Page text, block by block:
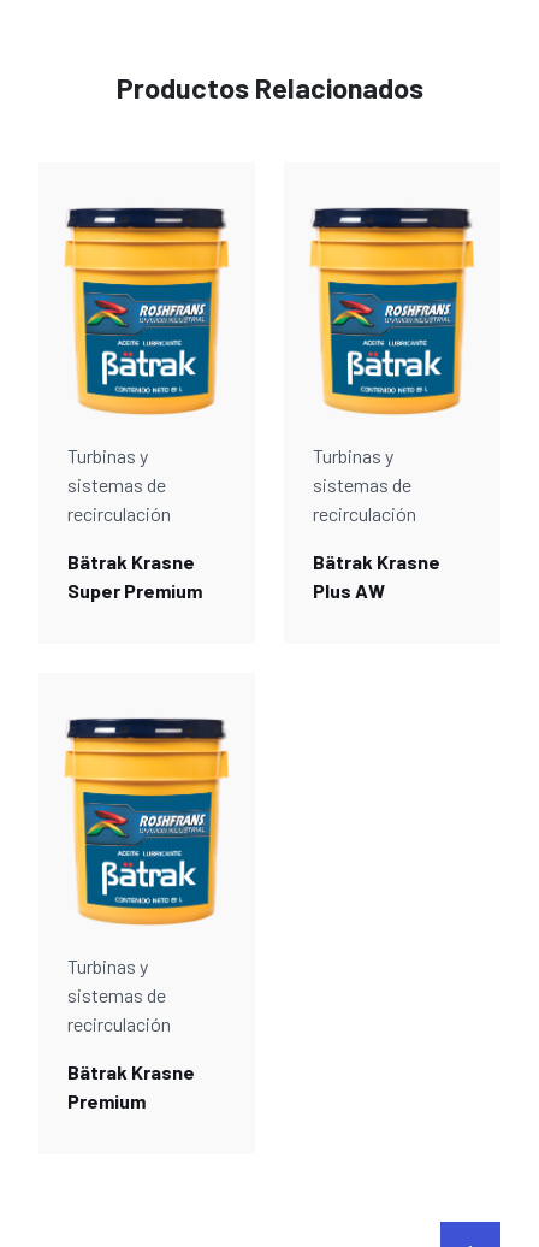
Productos Relacionados
Turbinas y
sistemas de
recirculación
Bätrak Krasne
Super Premium
Turbinas y
sistemas de
recirculación
Bätrak Krasne
Plus AW
Turbinas y
sistemas de
recirculación
Bätrak Krasne
Premium